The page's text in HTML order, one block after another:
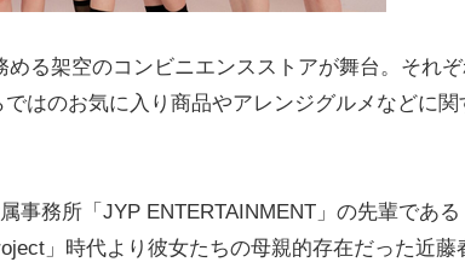
る架空のコンビニエンスストアが舞台。それ
はのお気に入り商品やアレンジグルメなどに関
務所「JYP ENTERTAINMENT」の先輩である
」時代より彼女たちの母親的存在だった近藤